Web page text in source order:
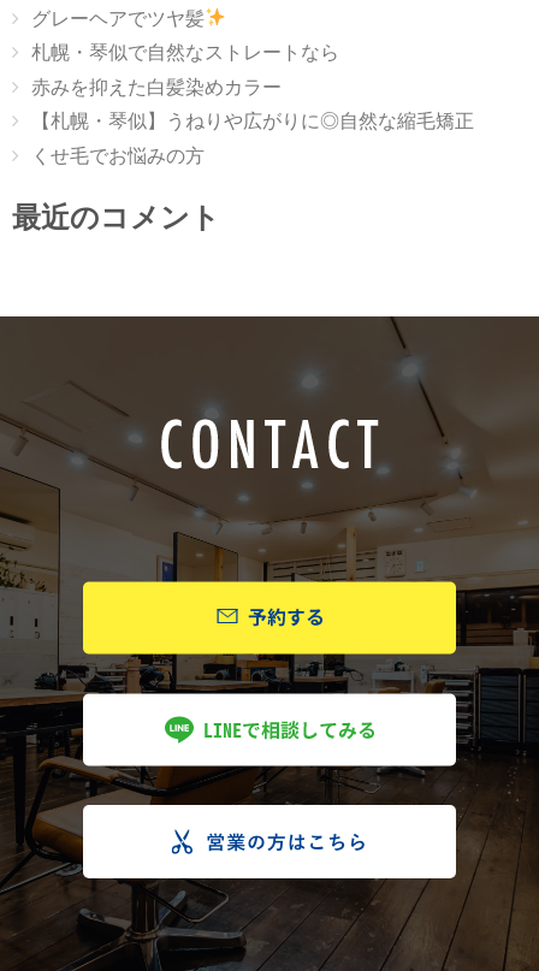
グレーヘアでツヤ髪
札幌・琴似で自然なストレートなら
赤みを抑えた白髪染めカラー
【札幌・琴似】うねりや広がりに◎自然な縮毛矯正
くせ毛でお悩みの方
最近のコメント